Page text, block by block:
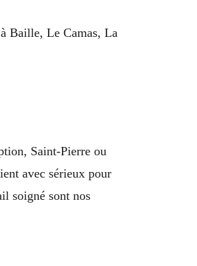
Baille, Le Camas, La
Saint-Pierre ou
avec sérieux pour
soigné sont nos